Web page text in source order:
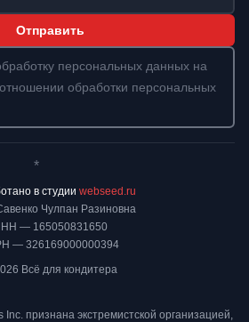
Отправить
персональных данных на
обработки персональных
Чулпан Разиновна
— 165050831650
— 326169000000394
Всё для кондитера
*
в студии webseed.ru
признана экстремистской организацией,